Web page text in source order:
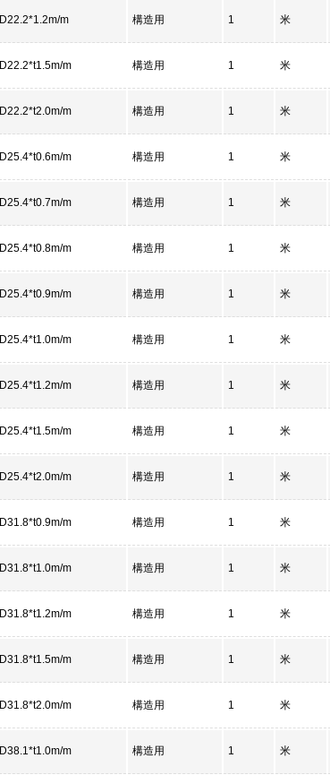
D22.2*1.2m/m 構造用 1 米
D22.2*t1.5m/m 構造用 1 米
D22.2*t2.0m/m 構造用 1 米
D25.4*t0.6m/m 構造用 1 米
D25.4*t0.7m/m 構造用 1 米
D25.4*t0.8m/m 構造用 1 米
D25.4*t0.9m/m 構造用 1 米
D25.4*t1.0m/m 構造用 1 米
D25.4*t1.2m/m 構造用 1 米
D25.4*t1.5m/m 構造用 1 米
D25.4*t2.0m/m 構造用 1 米
D31.8*t0.9m/m 構造用 1 米
D31.8*t1.0m/m 構造用 1 米
D31.8*t1.2m/m 構造用 1 米
D31.8*t1.5m/m 構造用 1 米
D31.8*t2.0m/m 構造用 1 米
D38.1*t1.0m/m 構造用 1 米